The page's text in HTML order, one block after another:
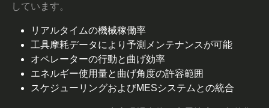
しています。
リアルタイムの機械稼働率
工具摩耗データにより予測メンテナンスが可能
オペレーターの行動と曲げ効率
エネルギー使用量と曲げ角度の許容範囲
スケジューリングおよびMESシステムとの統合